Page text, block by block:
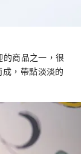
商品之一，很
，帶點淡淡的